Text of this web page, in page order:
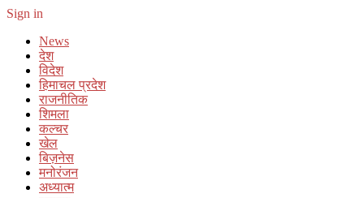
Sign in
News
देश
विदेश
हिमाचल प्रदेश
राजनीतिक
शिमला
कल्चर
खेल
बिज़नेस
मनोरंजन
अध्यात्म